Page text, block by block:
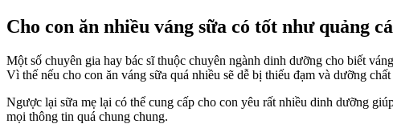
Sữa
Nestle
Có
Cho con ăn nhiều váng sữa có tốt như quảng
Một số chuyên gia hay bác sĩ thuộc chuyên ngành dinh dưỡng cho biết
Vì thế nếu cho con ăn váng sữa quá nhiều sẽ dễ bị thiếu đạm và dưỡng
Ngược lại sữa mẹ lại có thể cung cấp cho con yêu rất nhiều dinh dưỡng
mọi thông tin quá chung chung.